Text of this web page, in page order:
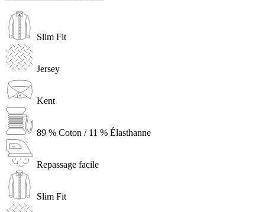
Slim Fit
Jersey
Kent
89 % Coton / 11 % Élasthanne
Repassage facile
Slim Fit